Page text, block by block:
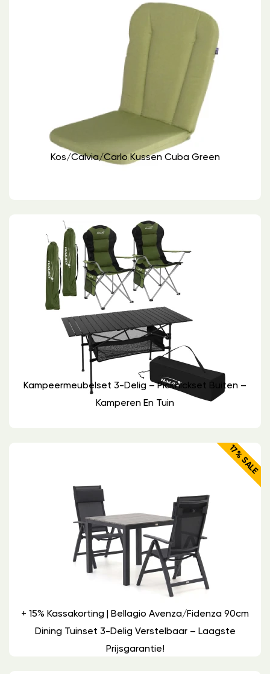
Kos/calvia/carlo Kussen Cuba Green
Kampeermeubelset 3-Delig – Picknickset Buiten –
Kamperen En Tuin
17% SALE
+ 15% Kassakorting | Bellagio Avenza/Fidenza 90cm
Dining Tuinset 3-Delig Verstelbaar – Laagste
Prijsgarantie!